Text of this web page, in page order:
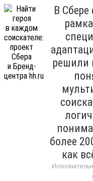
В Сбере
решили
более
как